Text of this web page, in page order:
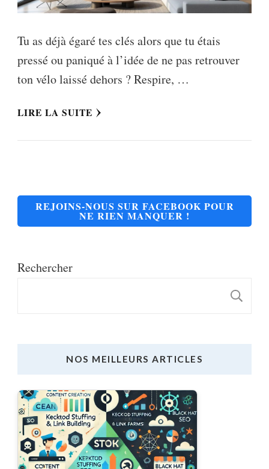
Tu as déjà égaré tes clés alors que tu étais
pressé ou paniqué à l’idée de ne pas retrouver
ton vélo laissé dehors ? Respire, …
LIRE LA SUITE
REJOINS-NOUS SUR FACEBOOK POUR
NE RIEN MANQUER !
Rechercher
NOS MEILLEURS ARTICLES